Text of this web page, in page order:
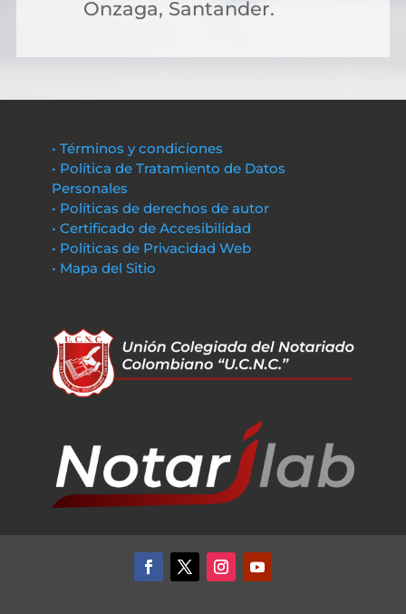
Onzaga, Santander.
• Términos y condiciones
• Política de Tratamiento de Datos
Personales
• Políticas de derechos de autor
• Certificado de Accesibilidad
• Políticas de Privacidad Web
• Mapa del Sitio